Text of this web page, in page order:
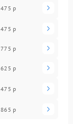
475 р
475 р
775 р
625 р
475 р
865 р